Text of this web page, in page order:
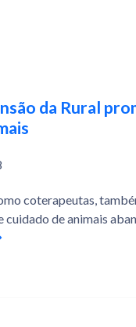
da Rural
coterapeutas,
cuidado de animais